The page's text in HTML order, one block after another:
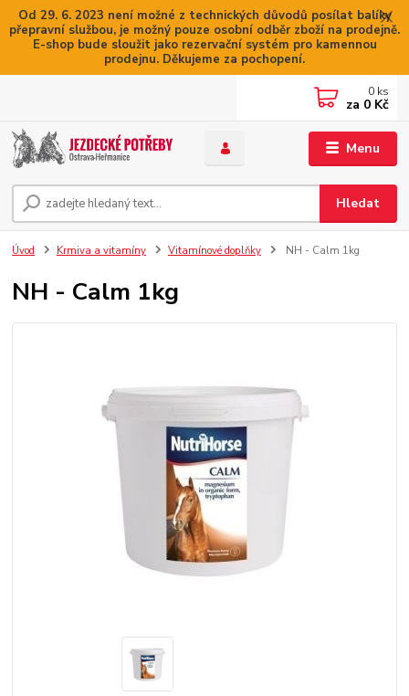
Od 29. 6. 2023 není možné z technických důvodů posílat balíky
přepravní službou, je možný pouze osobní odběr zboží na prodejně.
E-shop bude sloužit jako rezervační systém pro kamennou
prodejnu. Děkujeme za pochopení.
Menu
Hledat
0 ks
za 0 Kč
Úvod Krmiva a vitamíny Vitamínové doplňky NH - Calm 1kg
NH - Calm 1kg